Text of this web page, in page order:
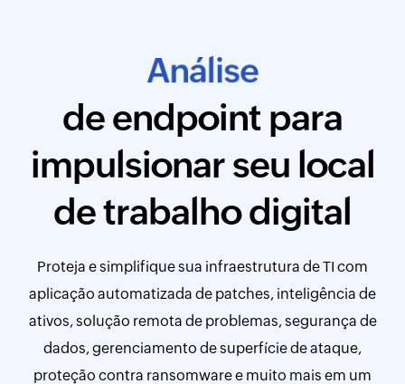
se
oma ti
de endpoint para
impulsionar seu local
de trabalho digital
Proteja e simplifique sua infraestrutura de TI com
aplicação automatizada de patches, inteligência de
ativos, solução remota de problemas, segurança de
dados, gerenciamento de superfície de ataque,
proteção contra ransomware e muito mais em um